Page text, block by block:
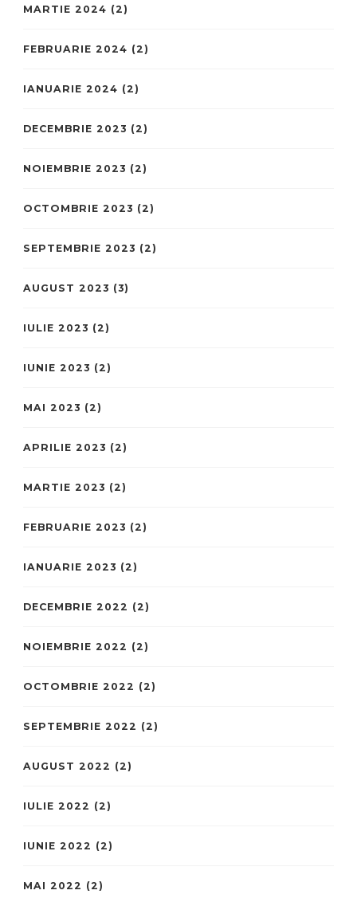
MARTIE 2024 (2)
FEBRUARIE 2024 (2)
IANUARIE 2024 (2)
DECEMBRIE 2023 (2)
NOIEMBRIE 2023 (2)
OCTOMBRIE 2023 (2)
SEPTEMBRIE 2023 (2)
AUGUST 2023 (3)
IULIE 2023 (2)
IUNIE 2023 (2)
MAI 2023 (2)
APRILIE 2023 (2)
MARTIE 2023 (2)
FEBRUARIE 2023 (2)
IANUARIE 2023 (2)
DECEMBRIE 2022 (2)
NOIEMBRIE 2022 (2)
OCTOMBRIE 2022 (2)
SEPTEMBRIE 2022 (2)
AUGUST 2022 (2)
IULIE 2022 (2)
IUNIE 2022 (2)
MAI 2022 (2)